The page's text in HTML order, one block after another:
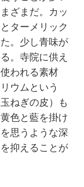
ざまだ。カッ
ターメリック
。少し青味が
。寺院に供え
われる素材
ウムという
ねぎの皮）も
色と藍を掛け
思うような深
抑えることが